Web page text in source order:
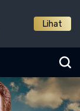
Lihat